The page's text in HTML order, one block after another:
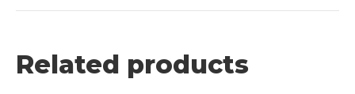
Related products